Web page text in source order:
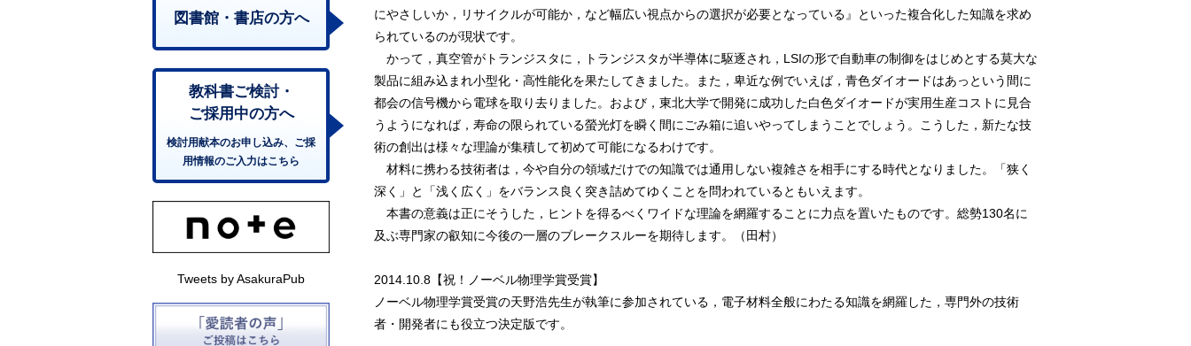
にやさしいか，リサイクルが可能か，など幅広い視点からの選択が必要となっている』といった複合化した知識を求め
られているのが現状です。
かって，真空管がトランジスタに，トランジスタが半導体に駆逐され，LSIの形で自動車の制御をはじめとする莫大な
製品に組み込まれ小型化・高性能化を果たしてきました。また，卑近な例でいえば，青色ダイオードはあっという間に
都会の信号機から電球を取り去りました。および，東北大学で開発に成功した白色ダイオードが実用生産コストに見合
うようになれば，寿命の限られている螢光灯を瞬く間にごみ箱に追いやってしまうことでしょう。こうした，新たな技
術の創出は様々な理論が集積して初めて可能になるわけです。
材料に携わる技術者は，今や自分の領域だけでの知識では通用しない複雑さを相手にする時代となりました。「狭く
深く」と「浅く広く」をバランス良く突き詰めてゆくことを問われているともいえます。
本書の意義は正にそうした，ヒントを得るべくワイドな理論を網羅することに力点を置いたものです。総勢130名に
及ぶ専門家の叡知に今後の一層のブレークスルーを期待します。（田村）
2014.10.8【祝！ノーベル物理学賞受賞】
ノーベル物理学賞受賞の天野浩先生が執筆に参加されている，電子材料全般にわたる知識を網羅した，専門外の技術
者・開発者にも役立つ決定版です。
図書館・書店の方へ
教科書ご検討・
ご採用中の方へ
検討用献本のお申し込み、ご採
用情報のご入力はこちら
Tweets by AsakuraPub